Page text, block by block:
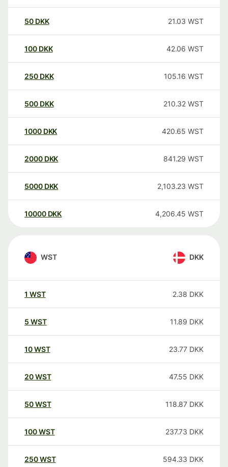
50 DKK 21.03 WST
100 DKK 42.06 WST
250 DKK 105.16 WST
500 DKK 210.32 WST
1000 DKK 420.65 WST
2000 DKK 841.29 WST
5000 DKK 2,103.23 WST
10000 DKK 4,206.45 WST
WST DKK
1 WST 2.38 DKK
5 WST 11.89 DKK
10WST 23.77 DKK
20WST 47.55 DKK
50WST 118.87 DKK
100WST 237.73 DKK
250WST 594.33 DKK